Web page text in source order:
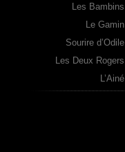
Les Bambins
Le Gamin
Sourire d’Odile
Les Deux Rogers
L’Ainé